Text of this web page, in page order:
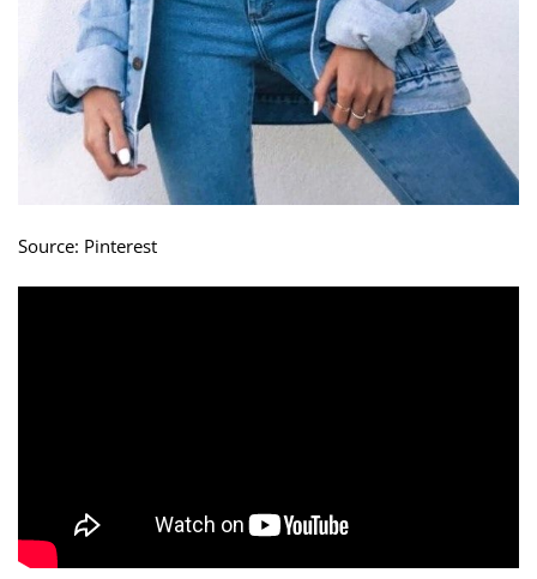
Source: Pinterest